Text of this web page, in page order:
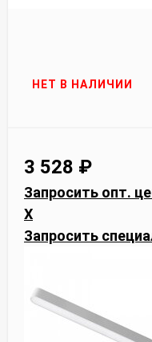
НЕТ В НАЛИЧИИ
3 528 ₽
Запросить опт.
X
Запросить